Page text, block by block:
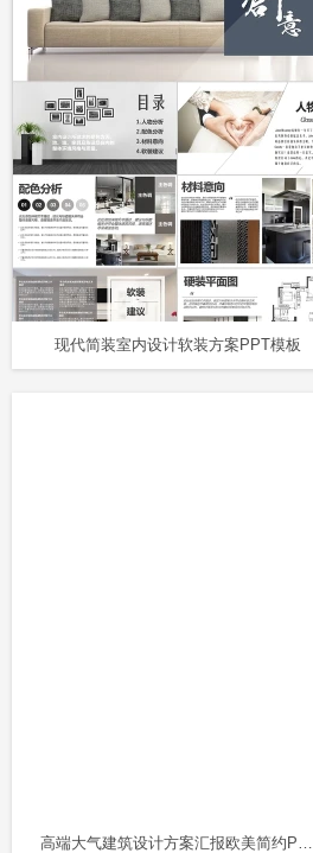
现代简装室内设计软装方案PPT模板
高端大气建筑设计方案汇报欧美简约PPT模板